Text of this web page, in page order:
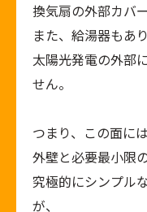
換気扇の外部カバ
また、給湯器もあ
太陽光発電の外部
せん。
つまり、この面には
外壁と必要最小限
究極的にシンプル
が、